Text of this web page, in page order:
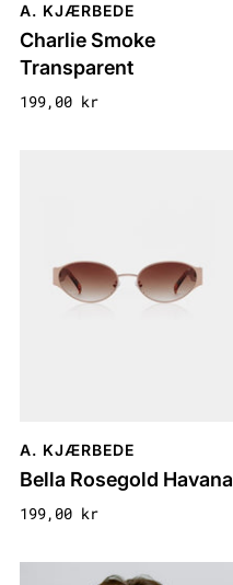
A. KJÆRBEDE
Charlie Smoke
Transparent
199,00 kr
A. KJÆRBEDE
Bella Rosegold Havana
199,00 kr